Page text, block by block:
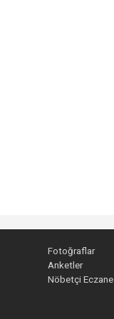
Fotoğraflar
Anketler
Nöbetçi Eczane